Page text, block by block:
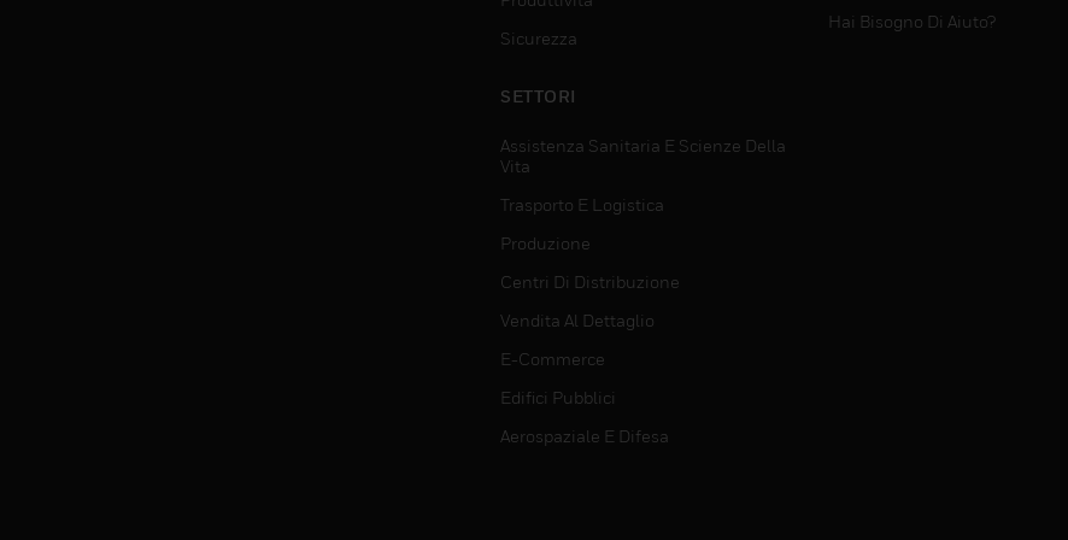
Sicurezza
SETTORI
Assistenza Sanitaria E Scienze Della
Vita
Trasporto E Logistica
Produzione
Centri Di Distribuzione
Vendita Al Dettaglio
E-Commerce
Edifici Pubblici
Aerospaziale E Difesa
Hai Bisogno Di Aiuto?